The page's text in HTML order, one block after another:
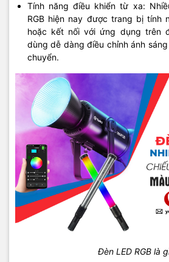
Tính năng điều khiển từ xa:
RGB hiện nay được trang bị tính
hoặc kết nối với ứng dụng trên
dùng dễ dàng điều chỉnh ánh
chuyển.
Đèn LED RGB là